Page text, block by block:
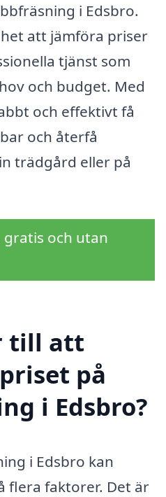
i Edsbro.
att jämföra priser
tjänst som
och budget. Med
och effektivt få
och återfå
trädgård eller på
gratis och utan
till att
på
i Edsbro?
i Edsbro kan
flera faktorer. Det är